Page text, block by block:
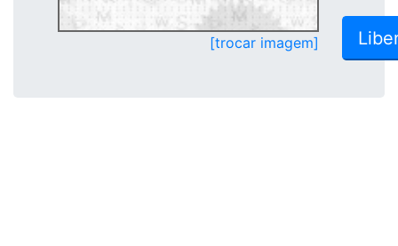
[trocar imagem]